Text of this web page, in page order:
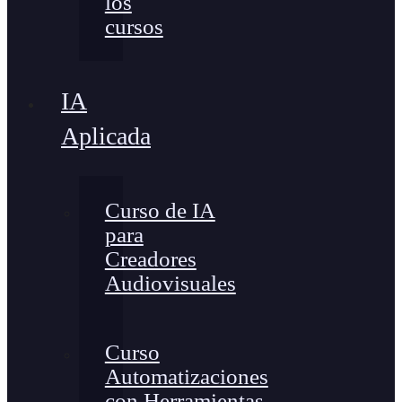
cursos
IA
Aplicada
Curso de IA
para
Creadores
Audiovisuales
Curso
Automatizaciones